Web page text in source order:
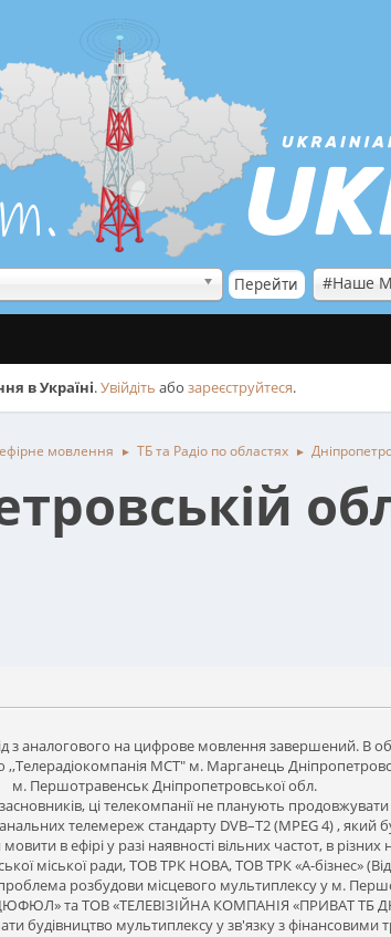
#Наше
в Україні.Увійдіть або зареєструйтеся.
мовлення ► ТБ та Радіо по областях ►
з аналогового на цифрове мовлення завершений. В
,,Телерадіокомпанія МСТ" м. Марганець
Першотравенськ Дніпропетровської обл.
ці телекомпанії не планують
телемереж стандарту DVB–T2 (MPEG 4) ,
в ефірі у разі наявності вільних частот, в
міської ради, ТОВ ТРК НОВА, ТОВ ТРК «А-бізнес»
розбудови місцевого мультиплексу у м.
та ТОВ «ТЕЛЕВІЗІЙНА КОМПАНІЯ «ПРИВАТ ТБ
будівництво мультиплексу у зв'язку з